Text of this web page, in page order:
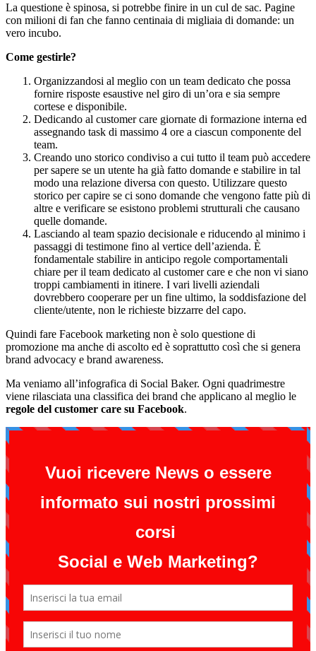
La questione è spinosa, si potrebbe finire in un cul de sac. Pagine
con milioni di fan che fanno centinaia di migliaia di domande: un
vero incubo.
Come gestirle?
Organizzandosi al meglio con un team dedicato che possa
fornire risposte esaustive nel giro di un’ora e sia sempre
cortese e disponibile.
Dedicando al customer care giornate di formazione interna ed
assegnando task di massimo 4 ore a ciascun componente del
team.
Creando uno storico condiviso a cui tutto il team può accedere
per sapere se un utente ha già fatto domande e stabilire in tal
modo una relazione diversa con questo. Utilizzare questo
storico per capire se ci sono domande che vengono fatte più di
altre e verificare se esistono problemi strutturali che causano
quelle domande.
Lasciando al team spazio decisionale e riducendo al minimo i
passaggi di testimone fino al vertice dell’azienda. È
fondamentale stabilire in anticipo regole comportamentali
chiare per il team dedicato al customer care e che non vi siano
troppi cambiamenti in itinere. I vari livelli aziendali
dovrebbero cooperare per un fine ultimo, la soddisfazione del
cliente/utente, non le richieste bizzarre del capo.
Quindi fare Facebook marketing non è solo questione di
promozione ma anche di ascolto ed è soprattutto così che si genera
brand advocacy e brand awareness.
Ma veniamo all’infografica di Social Baker. Ogni quadrimestre
viene rilasciata una classifica dei brand che applicano al meglio le
regole del customer care su Facebook.